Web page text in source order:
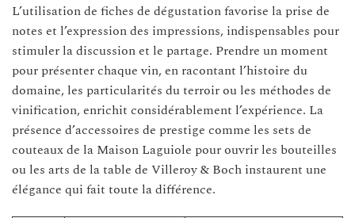
L’utilisation de fiches de dégustation favorise la prise de
notes et l’expression des impressions, indispensables pour
stimuler la discussion et le partage. Prendre un moment
pour présenter chaque vin, en racontant l’histoire du
domaine, les particularités du terroir ou les méthodes de
vinification, enrichit considérablement l’expérience. La
présence d’accessoires de prestige comme les sets de
couteaux de la Maison Laguiole pour ouvrir les bouteilles
ou les arts de la table de Villeroy & Boch instaurent une
élégance qui fait toute la différence.